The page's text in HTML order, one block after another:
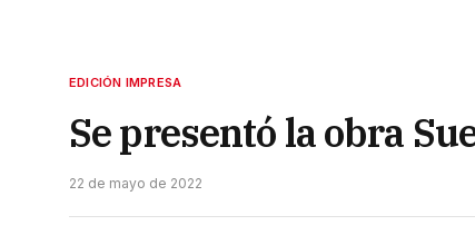
EDICIÓN IMPRESA
Se presentó la obra
22 de mayo de 2022